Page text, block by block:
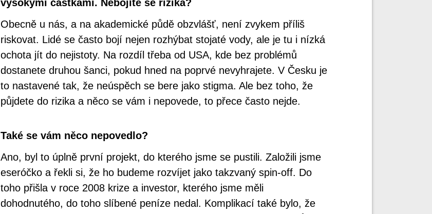
vysokými částkami. Nebojíte se rizika?
Obecně u nás, a na akademické půdě obzvlášť, není zvykem příliš
riskovat. Lidé se často bojí nejen rozhýbat stojaté vody, ale je tu i nízká
ochota jít do nejistoty. Na rozdíl třeba od USA, kde bez problémů
dostanete druhou šanci, pokud hned na poprvé nevyhrajete. V Česku je
to nastavené tak, že neúspěch se bere jako stigma. Ale bez toho, že
půjdete do rizika a něco se vám i nepovede, to přece často nejde.
Také se vám něco nepovedlo?
Ano, byl to úplně první projekt, do kterého jsme se pustili. Založili jsme
eseróčko a řekli si, že ho budeme rozvíjet jako takzvaný spin-off. Do
toho přišla v roce 2008 krize a investor, kterého jsme měli
dohodnutého, do toho slíbené peníze nedal. Komplikací také bylo, že